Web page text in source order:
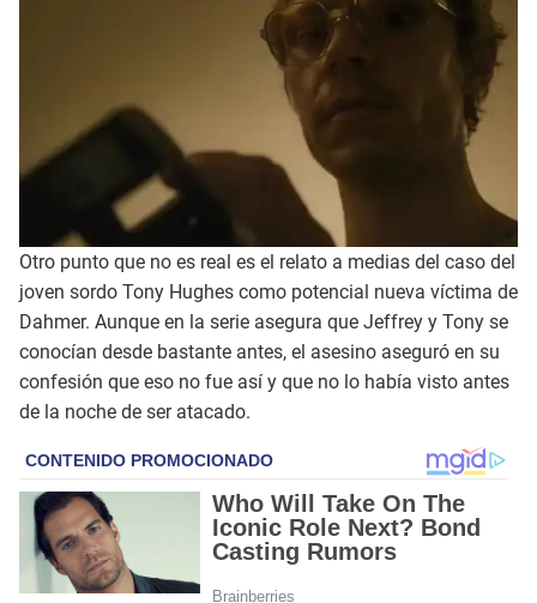
Otro punto que no es real es el relato a medias del caso del
joven sordo Tony Hughes como potencial nueva víctima de
Dahmer. Aunque en la serie asegura que Jeffrey y Tony se
conocían desde bastante antes, el asesino aseguró en su
confesión que eso no fue así y que no lo había visto antes
de la noche de ser atacado.